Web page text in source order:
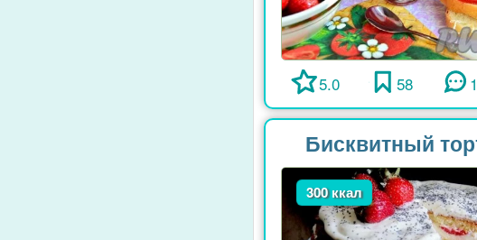
5.0 58 1
Бисквитный
300 ккал